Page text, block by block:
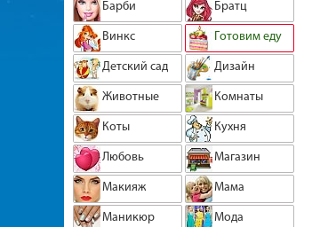
Барби
Братц
Винкс
Готовим еду
Детский сад
Дизайн
Животные
Комнаты
Коты
Кухня
Любовь
Магазин
Макияж
Мама
Маникюр
Мода